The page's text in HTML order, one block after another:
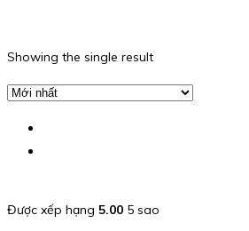
Showing the single result
Được xếp hạng 5.00 5 sao